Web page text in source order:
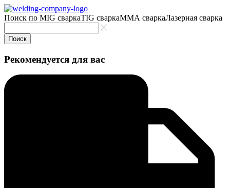
Поиск по MIG сваркаTIG сваркаMMA сваркаЛазерная сварка
Поиск
Рекомендуется для вас